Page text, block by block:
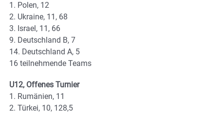
1. Polen, 12
2. Ukraine, 11, 68
3. Israel, 11, 66
9. Deutschland B, 7
14. Deutschland A, 5
16 teilnehmende Teams
U12, Offenes Turnier
1. Rumänien, 11
2. Türkei, 10, 128,5